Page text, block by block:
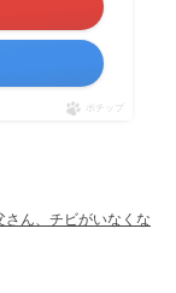
ポチップ
ん、チビがいなくな